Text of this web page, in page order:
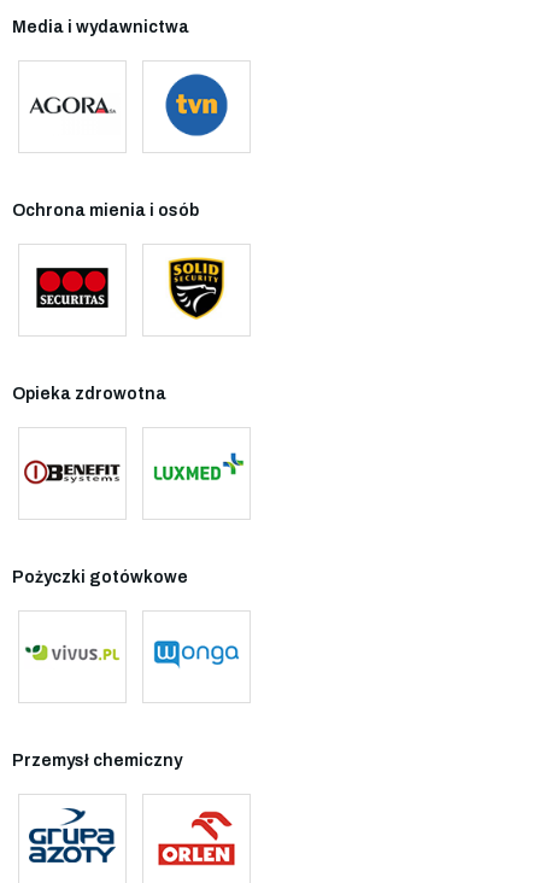
Media i wydawnictwa
Ochrona mienia i osób
Opieka zdrowotna
Pożyczki gotówkowe
Przemysł chemiczny